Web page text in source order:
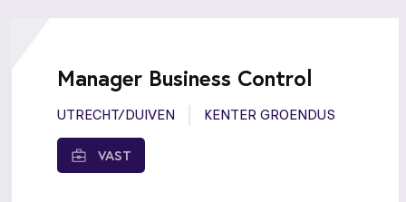
Manager Business Control
UTRECHT/DUIVEN KENTER GROENDUS
VAST